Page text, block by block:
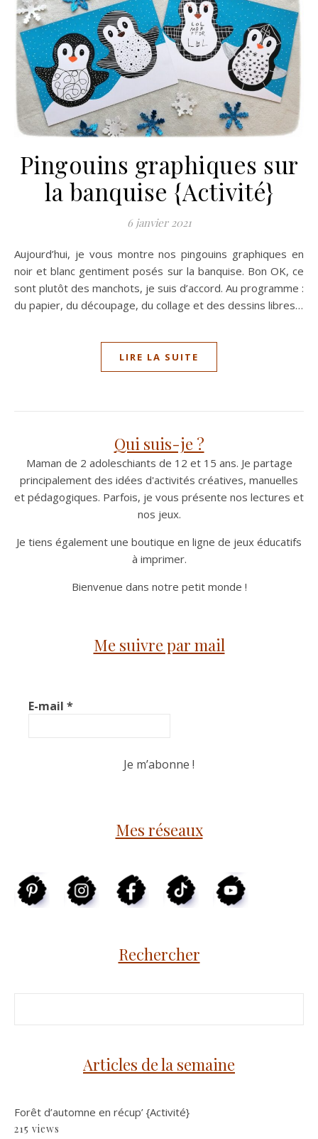
Pingouins graphiques sur
la banquise {Activité}
6 janvier 2021
Aujourd’hui, je vous montre nos pingouins graphiques en
noir et blanc gentiment posés sur la banquise. Bon OK, ce
sont plutôt des manchots, je suis d’accord. Au programme :
du papier, du découpage, du collage et des dessins libres…
LIRE LA SUITE
Qui suis-je ?
Maman de 2 adoleschiants de 12 et 15 ans. Je partage
principalement des idées d'activités créatives, manuelles
et pédagogiques. Parfois, je vous présente nos lectures et
nos jeux.
Je tiens également une boutique en ligne de jeux éducatifs
à imprimer.
Bienvenue dans notre petit monde !
Me suivre par mail
E-mail *
Mes réseaux
Rechercher
Articles de la semaine
Forêt d’automne en récup’ {Activité}
215 views